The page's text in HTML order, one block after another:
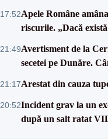
17:52Apele Române
riscurile. „Dacă
21:49Avertisment de la
secetei pe Dunăre.
21:17Arestat din cauza
20:52Incident grav la un
după un salt ratat